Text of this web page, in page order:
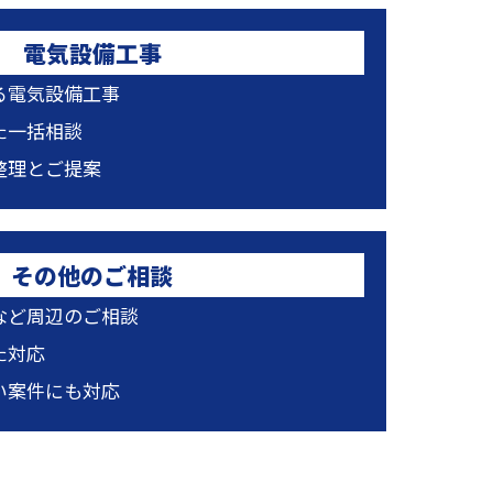
電気設備工事
気設備工事
一括相談
理とご提案
その他のご相談
周辺のご相談
対応
件にも対応